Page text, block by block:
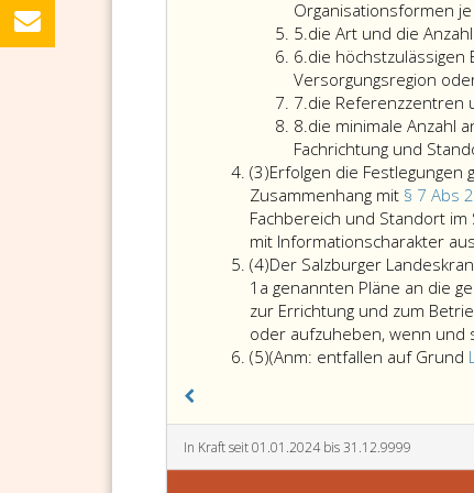
eins,
Ziffer
eins,
B-
VG
hat
die
durch
für
zu
bei
Gesetz
über
die
als
verbindlich
zu
erklärenden
Teile
des
RSG
bzw.
dessen
der
Landes-
4
Organisationsformen
5.Ziffer
5
die Art und die
6.Ziffer
6
die höchstzulässigen
Versorgungsregion
7.Ziffer
7
die Referenzzentren
8.Ziffer
8
die minimale Anzahl
Fachrichtung und
(3)Absatz
3
Erfolgen die Festlegungen
Zusammenhang mit § 7 Abs 2
Fachbereich und Standort
mit Informationscharakter
(4)Absatz
4
Der Salzburger
1a genannten Pläne an die
zur Errichtung und zum
oder aufzuheben, wenn und
(5)Absatz
(Anm: entfallen auf Grund
In Kraft seit 01.01.2024 bis 31.12.9999